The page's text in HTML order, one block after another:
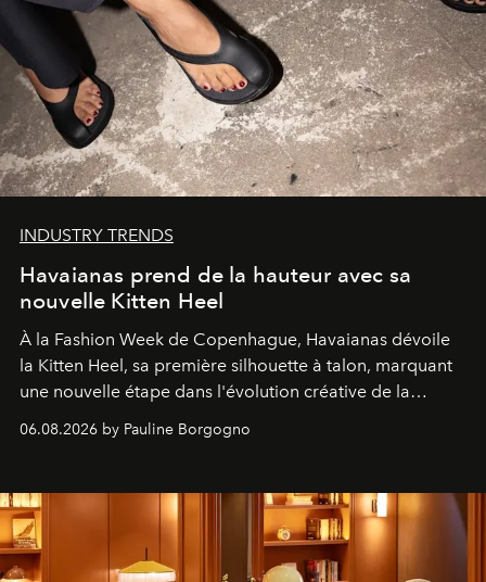
INDUSTRY TRENDS
Havaianas prend de la hauteur avec sa
nouvelle Kitten Heel
À la Fashion Week de Copenhague, Havaianas dévoile
la Kitten Heel, sa première silhouette à talon, marquant
une nouvelle étape dans l'évolution créative de la
06.08.2026 by Pauline Borgogno